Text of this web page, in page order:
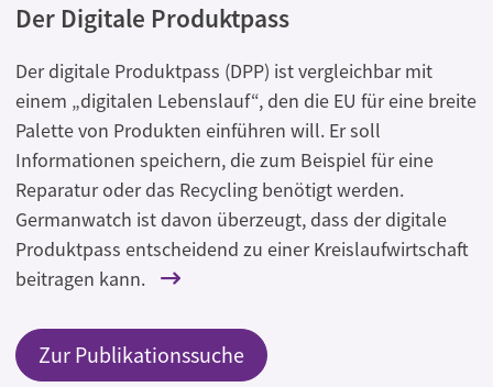
Der Digitale Produktpass
Der digitale Produktpass (DPP) ist vergleichbar mit
einem „digitalen Lebenslauf“, den die EU für eine breite
Palette von Produkten einführen will. Er soll
Informationen speichern, die zum Beispiel für eine
Reparatur oder das Recycling benötigt werden.
Germanwatch ist davon überzeugt, dass der digitale
Produktpass entscheidend zu einer Kreislaufwirtschaft
beitragen kann.
Zur Publikationssuche